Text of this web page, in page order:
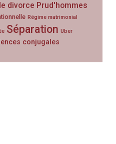
divorce Prud'hommes
Régime matrimonial
Séparation Uber
conjugales